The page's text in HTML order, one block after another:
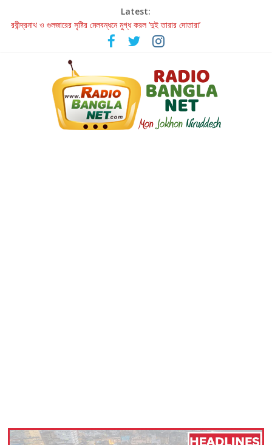
Latest:
রবীন্দ্রনাথ ও গুলজারের সৃষ্টির মেলবন্ধনে মুগ্ধ করল ‘দুই তারার দোতারা’
কলের গান থেকে রীলস্ — বাঙালির গান শোনার বিবর্তনের গল্প
জগন্নাথমঙ্গলম্ — বাংলায় প্রথমবার মঞ্চে এবার রথযাত্রার উদযাপন
Retribution: A Thought-Provoking Short Film That Challenges
Our Understanding of Justice
হাওয়া বদলের টলিউডে ‘তুমি এলে তাই’